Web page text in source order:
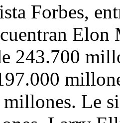
Forbes,
243.700
Le